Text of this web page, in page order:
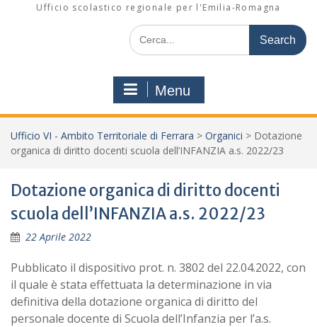
Ufficio scolastico regionale per l'Emilia-Romagna
Search
for:
Menu
Ufficio VI - Ambito Territoriale di Ferrara > Organici > Dotazione
organica di diritto docenti scuola dell’INFANZIA a.s. 2022/23
Dotazione organica di diritto docenti
scuola dell’INFANZIA a.s. 2022/23
22 Aprile 2022
Pubblicato il dispositivo prot. n. 3802 del 22.04.2022, con
il quale è stata effettuata la determinazione in via
definitiva della dotazione organica di diritto del
personale docente di Scuola dell’Infanzia per l’a.s.